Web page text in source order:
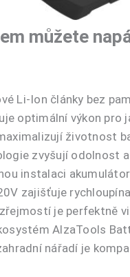
můžete
Li-Ion články bez
optimální výkon pro
životnost
zvyšují odolnost
instalaci
zajišťuje
je perfektně
AlzaTools
nářadí je